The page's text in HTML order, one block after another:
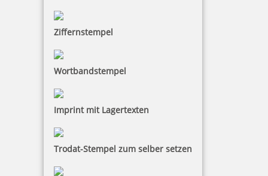
Ziffernstempel
Wortbandstempel
Imprint mit Lagertexten
Trodat-Stempel zum selber setzen